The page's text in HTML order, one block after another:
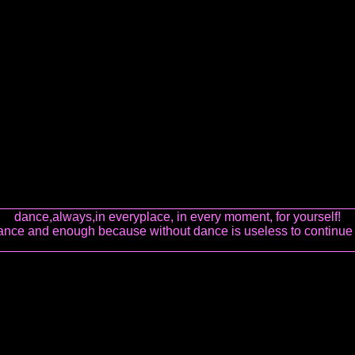
dance,always,in everyplace, in every moment, for yourself!
and enough because without dance is useless to continue